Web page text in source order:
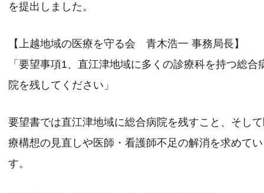
を提出しました。
【上越地域の医療を守る会 青木浩一 事務局長】
「要望事項1、直江津地域に多くの診療科を持つ総合
院を残してください」
要望書では直江津地域に総合病院を残すこと、そし
療構想の見直しや医師・看護師不足の解消を求めて
す。